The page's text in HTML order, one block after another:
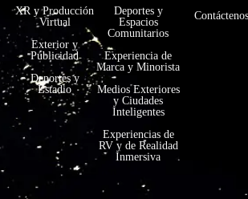
XR y Producción
Virtual
Exterior y
Publicidad
Deportes y
Estadio
Deportes y
Espacios
Comunitarios
Experiencia de
Marca y Minorista
Medios Exteriores
y Ciudades
Inteligentes
Experiencias de
RV y de Realidad
Inmersiva
Contáctenos